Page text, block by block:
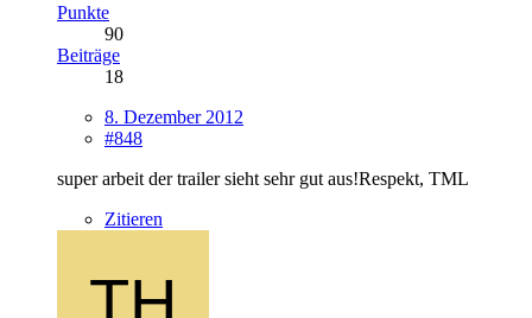
Punkte
90
Beiträge
18
8. Dezember 2012
#848
super arbeit der trailer sieht sehr gut aus!Respekt, TML
Zitieren